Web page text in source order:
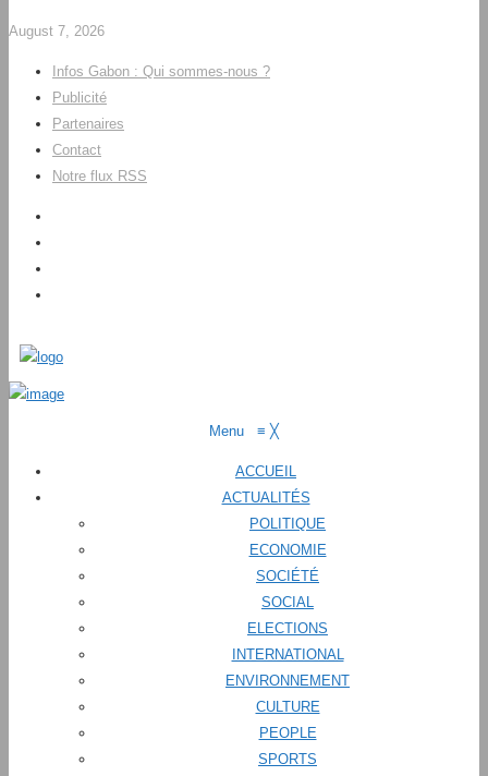
August 7, 2026
Infos Gabon : Qui sommes-nous ?
Publicité
Partenaires
Contact
Notre flux RSS
Menu ≡ ╳
ACCUEIL
ACTUALITÉS
POLITIQUE
ECONOMIE
SOCIÉTÉ
SOCIAL
ELECTIONS
INTERNATIONAL
ENVIRONNEMENT
CULTURE
PEOPLE
SPORTS